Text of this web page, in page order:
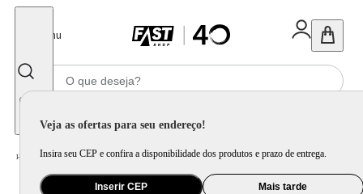
Menu
Veja as ofertas para seu endereço!
Insira seu CEP e confira a disponibilidade dos produtos e prazo de entrega.
Inserir CEP Mais tarde
Home Utilidade Doméstica Cozinha / Acessório Complementar para Cozinha